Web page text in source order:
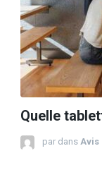
Quelle
par dans Avis